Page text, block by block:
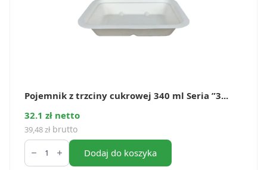
Pojemnik z trzciny cukrowej 340 ml Seria ”3...
32.1 zł netto
39,48zł brutto
ilość
Pojemnik
z
Dodaj do koszyka